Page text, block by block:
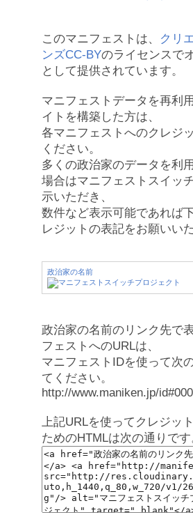
このマニフェストは、
クリ
ンズCC-BYのライセンスで
として提供されています。
マニフェストデータを再利
イトを構築した方は、
各マニフェストへのクレジ
ください。
多くの政治家のデータを利
場合はマニフェストスイッ
示いただき、
数件など表示可能であれば
レジットの表記をお願いい
政治家の名前
政治家の名前のリンク先で
フェストへのURLは、
マニフェストIDを使って次
てください。
http://www.maniken.jp/
上記URLを使ってクレジッ
ためのHTMLは次の通りです